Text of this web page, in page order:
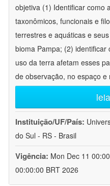
objetiva (1) Identificar como
taxonômicos, funcionais e
terrestres e aquáticas e
bioma Pampa; (2)
uso da terra afetam esses
de observação, no espaço
Instituição/UF/País:
do Sul - RS - Brasil
Vigência: Mon Dec 11
00:00:00 BRT 2026